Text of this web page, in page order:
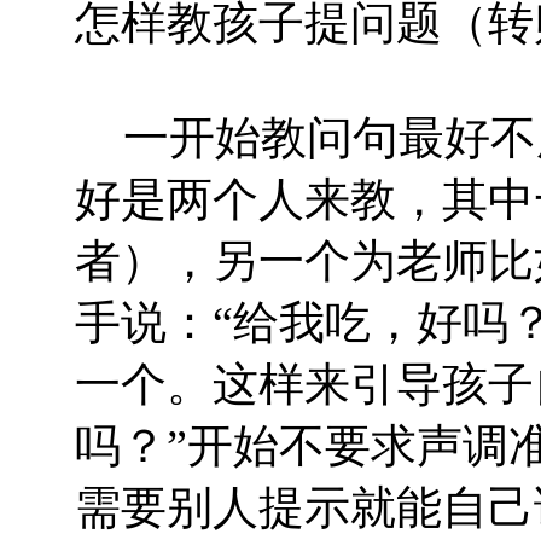
怎样教孩子提问题（
一开始教问句最好
好是两个人来教，其
者），另一个为老师
手说：“给我吃，好吗
一个。这样来引导孩
吗？”开始不要求声调
需要别人提示就能自